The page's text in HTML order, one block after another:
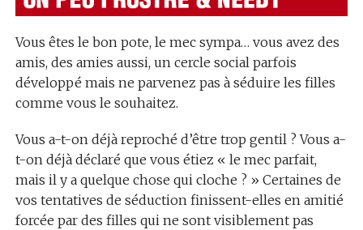
Vous êtes le bon pote, le mec sympa… vous avez des
amis, des amies aussi, un cercle social parfois
développé mais ne parvenez pas à séduire les filles
comme vous le souhaitez.
Vous a-t-on déjà reproché d’être trop gentil ? Vous a-
t-on déjà déclaré que vous étiez « le mec parfait,
mais il y a quelque chose qui cloche ? » Certaines de
vos tentatives de séduction finissent-elles en amitié
forcée par des filles qui ne sont visiblement pas